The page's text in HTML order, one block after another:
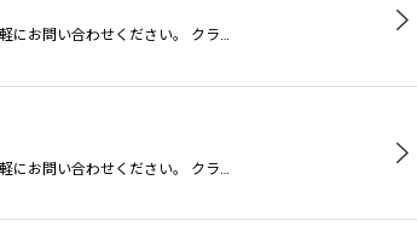
にお問い合わせください。 クラ…
お問い合わせください。 クラ…